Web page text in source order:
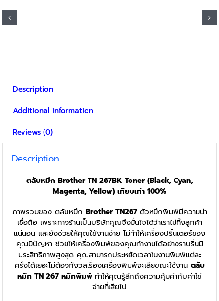
the
Description
Additional information
Reviews (0)
Description
ตลับหมึก Brother TN 267BK Toner (Black, Cyan,
Magenta, Yellow) เทียบเท่า 100%
ภาพรวมของ ตลับหมึก Brother TN267 ตัวหมึกพิมพ์มีความน่า
เชื่อถือ เพราะทางร้านเป็นบริษัทคุณจึงมั่นใจได้ว่าเราไม่ทิ้งลูกค้า
แน่นอน และยังช่วยให้คุณใช้งานง่าย ไม่ทำให้เครื่องปริ้นเตอร์ของ
คุณมีปัญหา ช่วยให้เครื่องพิมพ์ของคุณทำงานได้อย่างราบรื่นมี
ประสิทธิภาพสูงสุด คุณสามารถประหยัดเวลาในงานพิมพ์แต่ละ
ครั้งได้เยอะไม่ต้องกังวลเรื่องเครื่องพิมพ์จะเสียขณะใช้งาน ตลับ
หมึก TN 267 หมึกพิมพ์ ทำให้คุณรู้สึกถึงความคุ้มค่ากับค่าใช่
จ่ายที่เสียไป